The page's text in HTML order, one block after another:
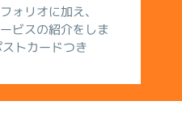
ォリオに加え、
ビスの紹介をしま
トカードつき